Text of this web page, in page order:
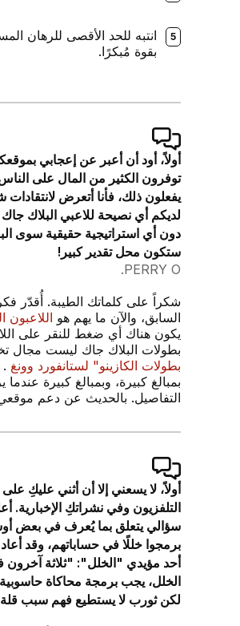
انتبه للحد الأقصى للرهان
بقوة مُبكرًا.
أولاً، أود أن أعبر عن إعجابي
توفرون الكثير من المال على
لديكم أي نصيحة للاعبي البلاك
دون أي استراتيجية حقيقية سوى
ستكون محل تقدير كبير!
PERRY O.
شكراً على كلماتك الطيبة. أُقدّر
السابق، والآن ما يهم هو اللاعبون
يكون هناك أي ضغط للنقر على
بطولات البلاك جاك ليست مجال
بطولات الكازينو" لستانفورد وونغ .
بمبالغ كبيرة، وبمبالغ كبيرة
التفاصيل. بالحديث عن دعم
أولاً، لا يسعني إلا أن أثني عليكِ
التلفزيون وفي نشراتكِ الإخبارية.
سؤالي يتعلق بما يُعرف في بعض
برمجوا خللًا في حساباتهم، وقد
الخلل، يجب برمجة محاكاة
لكن ثورب لا يستطيع فهم سبب